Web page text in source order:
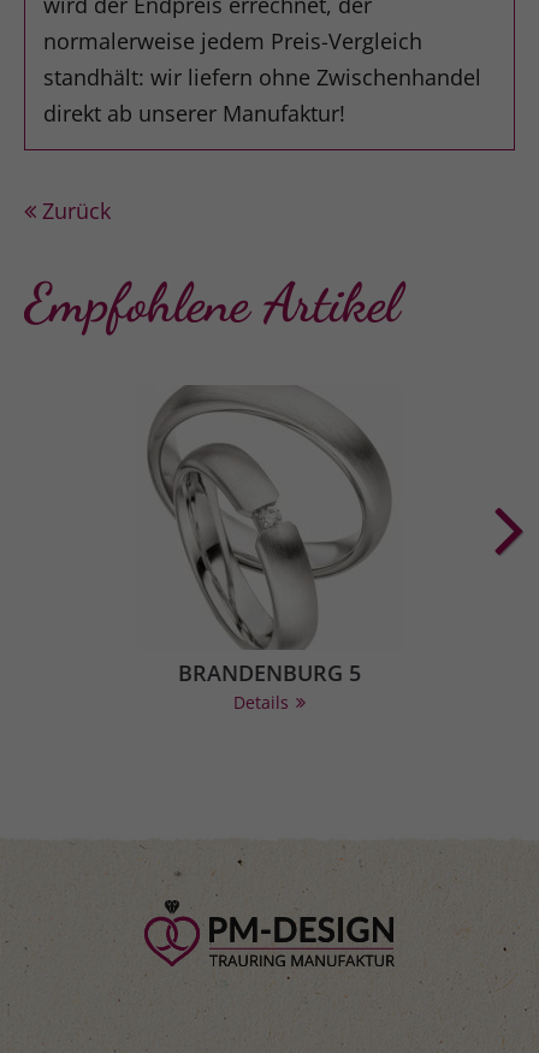
normalerweise jedem Preis-Vergleich
standhält: wir liefern ohne Zwischenhandel
direkt ab unserer Manufaktur!
Zurück
Empfohlene Artikel
BRANDENBURG 5
Details